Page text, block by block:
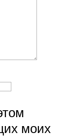
моих